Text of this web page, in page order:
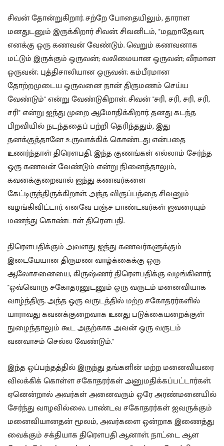
சிவன் தோன்றுகிறார். சற்றே போதையிலும், தாராள
மனதுடனும் இருக்கிறார் சிவன். சிவனிடம், "மஹாதேவா,
எனக்கு ஒரு கணவன் வேண்டும். வெறும் கணவனாக
மட்டும் இருக்கும் ஒருவன்; வலிமையான ஒருவன்; வீரமான
ஒருவன்; புத்திசாலியான ஒருவன்; கம்பீரமான
தோற்றமுடைய ஒருவனை நான் திருமணம் செய்ய
வேண்டும்" என்று வேண்டுகிறாள். சிவன் "சரி, சரி, சரி, சரி,
சரி" என்று ஐந்து முறை ஆமோதிக்கிறார். தனது கடந்த
பிறவியில் நடந்ததைப் பற்றி தெரிந்ததும், இது
தனக்குத்தானே உருவாக்கிக் கொண்டது என்பதை
உணர்ந்தாள் திரௌபதி. இந்த குணங்கள் எல்லாம் சேர்ந்த
ஒரு கணவன் வேண்டும் என்று நினைத்தாலும்,
கவனக்குறைவால் ஐந்து கணவர்களை
கேட்டிருந்திருக்கிறாள். அந்த விருப்பத்தை சிவனும்
வழங்கிவிட்டார். எனவே பஞ்ச பாண்டவர்கள் ஐவரையும்
மணந்து கொண்டாள் திரௌபதி.
திரௌபதிக்கும் அவளது ஐந்து கணவர்களுக்கும்
இடையேயான திருமண வாழ்க்கைக்கு ஒரு
ஆலோசனையை, கிருஷ்ணர் திரௌபதிக்கு வழங்கினார்,
"ஒவ்வொரு சகோதரனுடனும் ஒரு வருடம் மனைவியாக
வாழ்ந்திரு. அந்த ஒரு வருடத்தில் மற்ற சகோதரர்களில்
யாராவது கவனக்குறைவாக உனது படுக்கையறைக்குள்
நுழைந்தாலும் கூட அதற்காக அவன் ஒரு வருடம்
வனவாசம் செல்ல வேண்டும்."
இந்த ஒப்பந்தத்தில் இருந்து தங்களின் மற்ற மனைவியரை
விலக்கிக் கொள்ள சகோதரர்கள் அனுமதிக்கப்பட்டார்கள்.
ஏனென்றால் அவர்கள் அனைவரும் ஒரே அரண்மனையில்
சேர்ந்து வாழவில்லை. பாண்டவ சகோதரர்கள் ஐவருக்கும்
மனைவியானதன் மூலம், அவர்களை ஒன்றாக இணைத்து
வைக்கும் சக்தியாக திரௌபதி ஆனாள். நாட்டை ஆள